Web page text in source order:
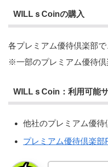
WILLｓCoinの購入
各プレミアム優待倶楽部で
※一部のプレミアム優待倶
WILLｓCoin：利用可能
他社のプレミアム優待
プレミアム優待倶楽部